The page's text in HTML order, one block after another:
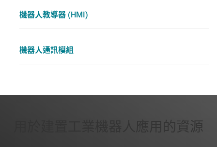
機器人教導器 (HMI)
機器人通訊模組
用於建置工業機器人應用的資源